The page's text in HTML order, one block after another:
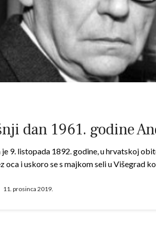
dan 1961. godine
9. listopada 1892. godine, u hrvatskoj
oca i uskoro se s majkom seli u Višegrad
11. prosinca 2019.